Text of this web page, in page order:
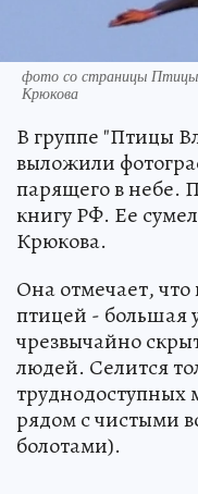
фото со страницы Птицы
Крюкова
В группе "Птицы
выложили
парящего в небе.
книгу РФ. Ее
Крюкова.
Она отмечает, что
птицей - большая
чрезвычайно
людей. Селится
труднодоступных
рядом с чистыми
болотами).